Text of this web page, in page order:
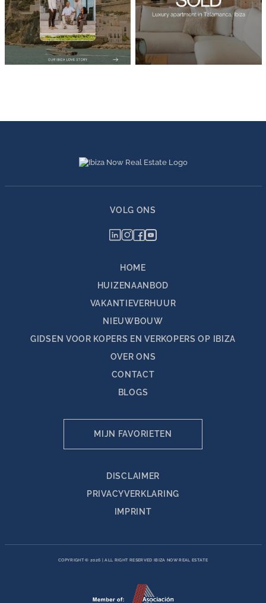
HOME
HUIZENAANBOD
VAKANTIEVERHUUR
NIEUWBOUW
GIDSEN VOOR KOPERS EN VERKOPERS OP IBIZA
OVER ONS
CONTACT
BLOGS
MIJN FAVORIETEN
DISCLAIMER
PRIVACYVERKLARING
IMPRINT
VOLG ONS
COPYRIGHT © 2026 |ALL RIGHT RESERVED IBIZA NOW REAL ESTATE